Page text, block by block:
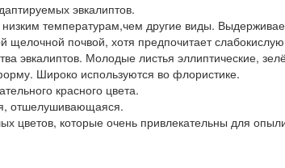
эвкалиптов.
низким температурам,чем другие виды.
щелочной почвой, хотя предпочитает
эвкалиптов. Молодые листья эллиптические,
Широко используются во флористике.
красного цвета.
отшелушивающаяся.
цветов, которые очень привлекательны для